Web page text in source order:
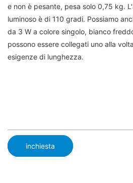
e non è pesante, pesa solo 0,75 kg.
luminoso è di 110 gradi. Possiamo
da 3 W a colore singolo, bianco
possono essere collegati uno alla
esigenze di lunghezza.
inchiesta